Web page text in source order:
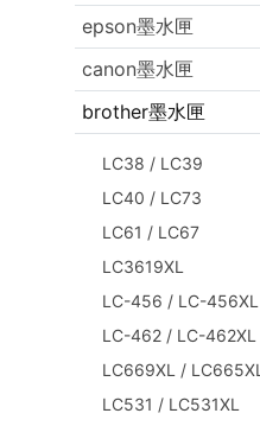
epson墨水匣
canon墨水匣
brother墨水匣
LC38 / LC39
LC40 / LC73
LC61 / LC67
LC3619XL
LC-456 / LC-456XL
LC-462 / LC-462XL
LC669XL / LC665XL
LC531 / LC531XL